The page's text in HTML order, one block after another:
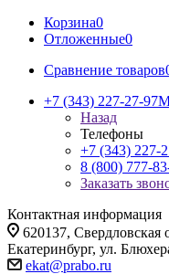
Корзина0
Отложенные0
Сравнение товаров
+7 (343) 227-27-97
Назад
Телефоны
+7 (343) 227-
8 (800) 777-
Заказать
Контактная информация
620137, Свердловская
Екатеринбург, ул.
ekat@prabo.ru